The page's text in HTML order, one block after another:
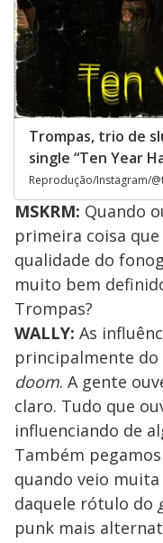
Trompas, trio de
single “Ten Year
Reprodução/Instagram/
MSKRM: Quando
primeira coisa
qualidade do
muito bem
Trompas?
WALLY: As
principalmente do
doom. A gente
claro. Tudo que
influenciando de
Também
quando veio
daquele rótulo do
punk mais